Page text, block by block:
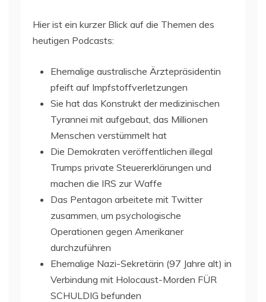
Hier ist ein kurzer Blick auf die Themen des
heutigen Podcasts:
Ehemalige australische Ärztepräsidentin
pfeift auf Impfstoffverletzungen
Sie hat das Konstrukt der medizinischen
Tyrannei mit aufgebaut, das Millionen
Menschen verstümmelt hat
Die Demokraten veröffentlichen illegal
Trumps private Steuererklärungen und
machen die IRS zur Waffe
Das Pentagon arbeitete mit Twitter
zusammen, um psychologische
Operationen gegen Amerikaner
durchzuführen
Ehemalige Nazi-Sekretärin (97 Jahre alt) in
Verbindung mit Holocaust-Morden FÜR
SCHULDIG befunden